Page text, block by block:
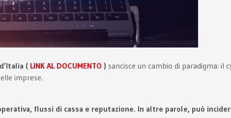
( LINK AL DOCUMENTO ) sancisce un cambio di paradigma:
imprese.
flussi di cassa e reputazione. In altre parole, può